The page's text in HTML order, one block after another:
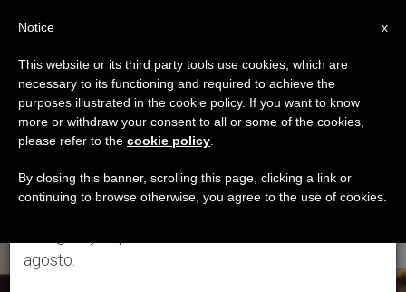
ETIQUETA
Posts Tagged ‘Vicaría
De Educación’
ÚLTIMAS NOTICIAS
×
Aviso importante
Del 27 de julio al 7 de agosto haremos la pausa
anual, aprovechando que en el periodo de verano
se generan menos informaciones y también el
agosto.
x
Notice
This website or its third party tools use cookies, which are
necessary to its functioning and required to achieve the
purposes illustrated in the cookie policy. If you want to know
more or withdraw your consent to all or some of the cookies,
please refer to the cookie policy
By closing this banner, scrolling this page, clicking a link or
continuing to browse otherwise, you agree to the use of cookies.